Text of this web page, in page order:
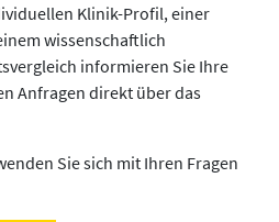
Klinik-Profil, einer
wissenschaftlich
informieren Sie Ihre
Anfragen direkt über das
Sie sich mit Ihren Fragen